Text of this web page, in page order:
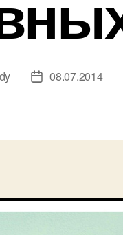
Дата08.07.2014